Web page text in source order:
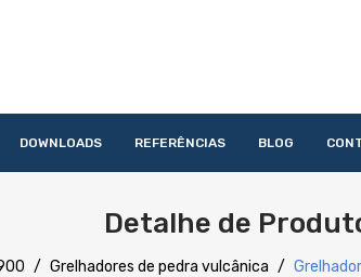
DOWNLOADS REFERÊNCIAS BLOG
Detalhe de
/ Grelhadores de pedra vulcânica /